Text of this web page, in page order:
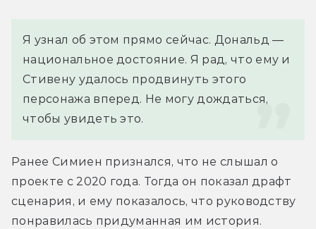
Я узнал об этом прямо сейчас. Дональд —
национальное достояние. Я рад, что ему и
Стивену удалось продвинуть этого
персонажа вперед. Не могу дождаться,
чтобы увидеть это.
Ранее Симиен признался, что не слышал о
проекте с 2020 года. Тогда он показал драфт
сценария, и ему показалось, что руководству
понравилась придуманная им история.